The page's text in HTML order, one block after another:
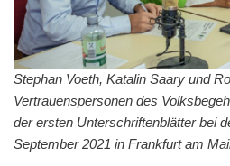
Stephan Voeth, Katalin Saary und
Vertrauenspersonen des
der ersten Unterschriftenblätter bei
September 2021 in Frankfurt am